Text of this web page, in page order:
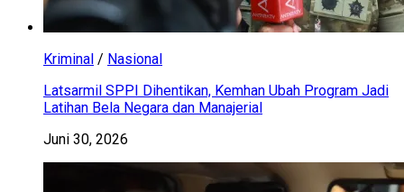
Kriminal / Nasional
Latsarmil SPPI Dihentikan, Kemhan Ubah Program Jadi
Latihan Bela Negara dan Manajerial
Juni 30, 2026